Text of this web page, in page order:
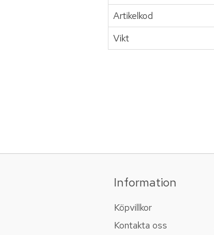
Artikelkod
Vikt
Information
Köpvillkor
Kontakta oss